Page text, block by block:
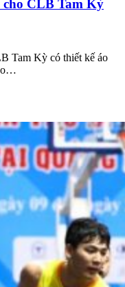
CLB Tam Kỳ
Tam Kỳ có thiết kế áo